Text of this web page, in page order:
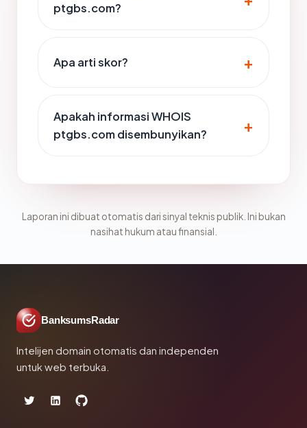
ptgbs.com?
Apa arti skor?
Apakah informasi WHOIS
ptgbs.com disembunyikan?
Laporan ini dibuat otomatis dari sinyal teknis publik. Ini bukan
nasihat hukum atau finansial.
BanksumsRadar
Intelijen domain otomatis dan independen
untuk web terbuka.